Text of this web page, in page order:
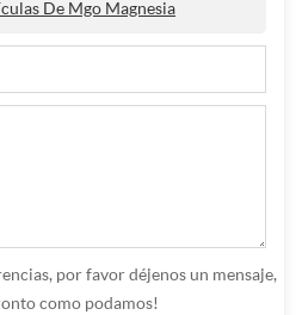
De Mgo Magnesia
por favor déjenos un mensaje,
como podamos!